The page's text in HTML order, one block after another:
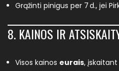
Grąžinti pinigus per 7 d., jei
8. KAINOS IR
Visos kainos eurais, įskaitant